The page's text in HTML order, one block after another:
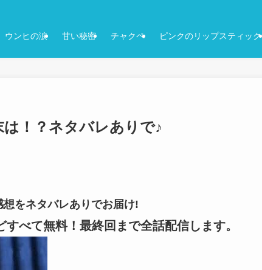
ウンヒの涙 甘い秘密 チャクペ ピンクのリップスティック
は！？ネタバレありで♪
をネタバレありでお届け!
べて無料！最終回まで全話配信します。